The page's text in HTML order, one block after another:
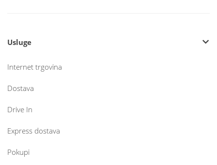
Usluge
Internet trgovina
Dostava
Drive In
Express dostava
Pokupi